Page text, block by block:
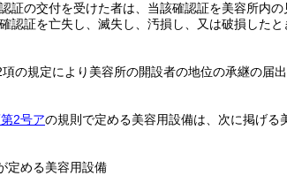
証の交付を受けた者は、当該確認証を美容所内
認証を亡失し、滅失し、汚損し、又は破損した
の規定により美容所の開設者の地位の承継の届
2号アの規則で定める美容用設備は、次に掲げる
定める美容用設備